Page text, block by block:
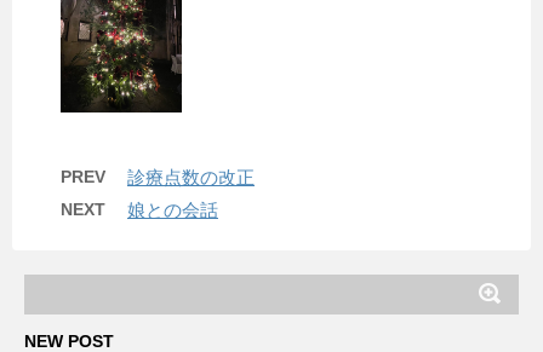
PREV 診療点数の改正
NEXT 娘との会話
NEW POST